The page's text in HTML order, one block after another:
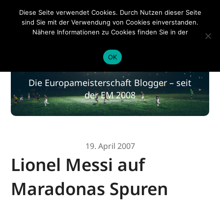
EM 2020
EM 2020
Die Europameisterschaft Blogger – seit
der EM 2008
19. April 2007
Lionel Messi auf
Maradonas Spuren
Diese Seite verwendet Cookies. Durch Nutzen dieser Seite
sind Sie mit der Verwendung von Cookies einverstanden.
Nähere Informationen zu Cookies finden Sie in der
OK